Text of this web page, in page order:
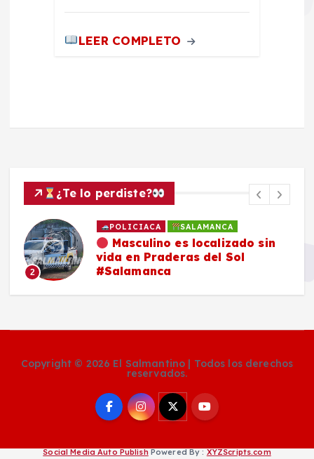
LEER COMPLETO
¿Te lo perdiste?
2
POLICIACA SALAMANCA
Masculino es localizado sin
vida en Praderas del Sol
#Salamanca
Copyright © 2026 El Salmantino | Todos los derechos
reservados.
Social Media Auto PublishPowered By :XYZScripts.com